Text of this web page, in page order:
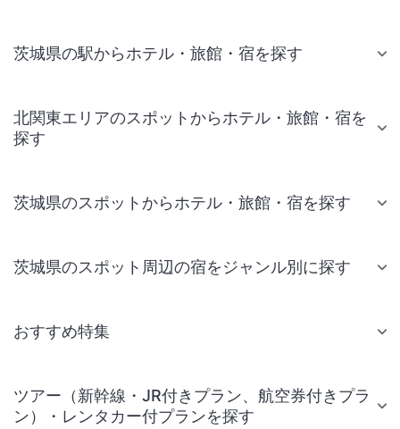
茨城県の駅からホテル・旅館・宿を探す
北関東エリアのスポットからホテル・旅館・宿を
探す
茨城県のスポットからホテル・旅館・宿を探す
茨城県のスポット周辺の宿をジャンル別に探す
おすすめ特集
ツアー（新幹線・JR付きプラン、航空券付きプラ
ン）・レンタカー付プランを探す